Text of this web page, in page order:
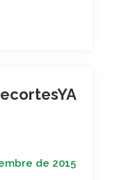
de 2015